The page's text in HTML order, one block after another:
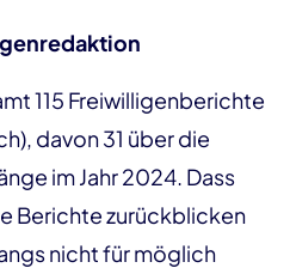
115 Freiwilligenberichte
davon 31 über die
im Jahr 2024. Dass
Berichte zurückblicken
nicht für möglich